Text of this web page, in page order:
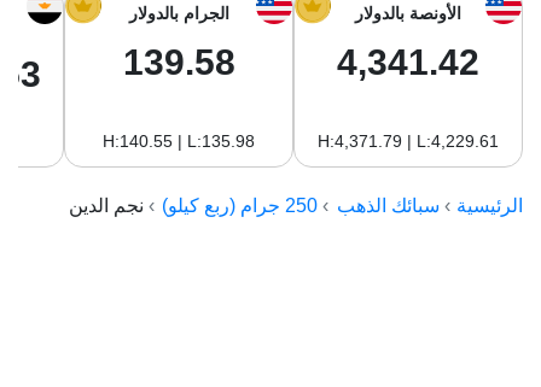
سعر جنيه الذهب
سام
سليمة جولد
سويس جولد
جونير
نجم الدين
من نحن
الأونصة بالدولار
4,341.42
H:4,371.79 | L:4,229.61
الجرام بالدولار
139.58
H:140.55 | L:135.98
الرئيسية سبائك الذهب 250 جرام (ربع كيلو) نجم الدين